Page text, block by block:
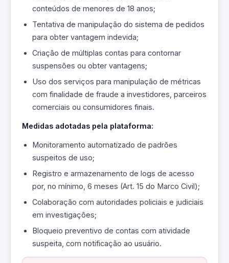
conteúdos de menores de 18 anos;
Tentativa de manipulação do sistema de pedidos
para obter vantagem indevida;
Criação de múltiplas contas para contornar
suspensões ou obter vantagens;
Uso dos serviços para manipulação de métricas
com finalidade de fraude a investidores, parceiros
comerciais ou consumidores finais.
Medidas adotadas pela plataforma:
Monitoramento automatizado de padrões
suspeitos de uso;
Registro e armazenamento de logs de acesso
por, no mínimo, 6 meses (Art. 15 do Marco Civil);
Colaboração com autoridades policiais e judiciais
em investigações;
Bloqueio preventivo de contas com atividade
suspeita, com notificação ao usuário.